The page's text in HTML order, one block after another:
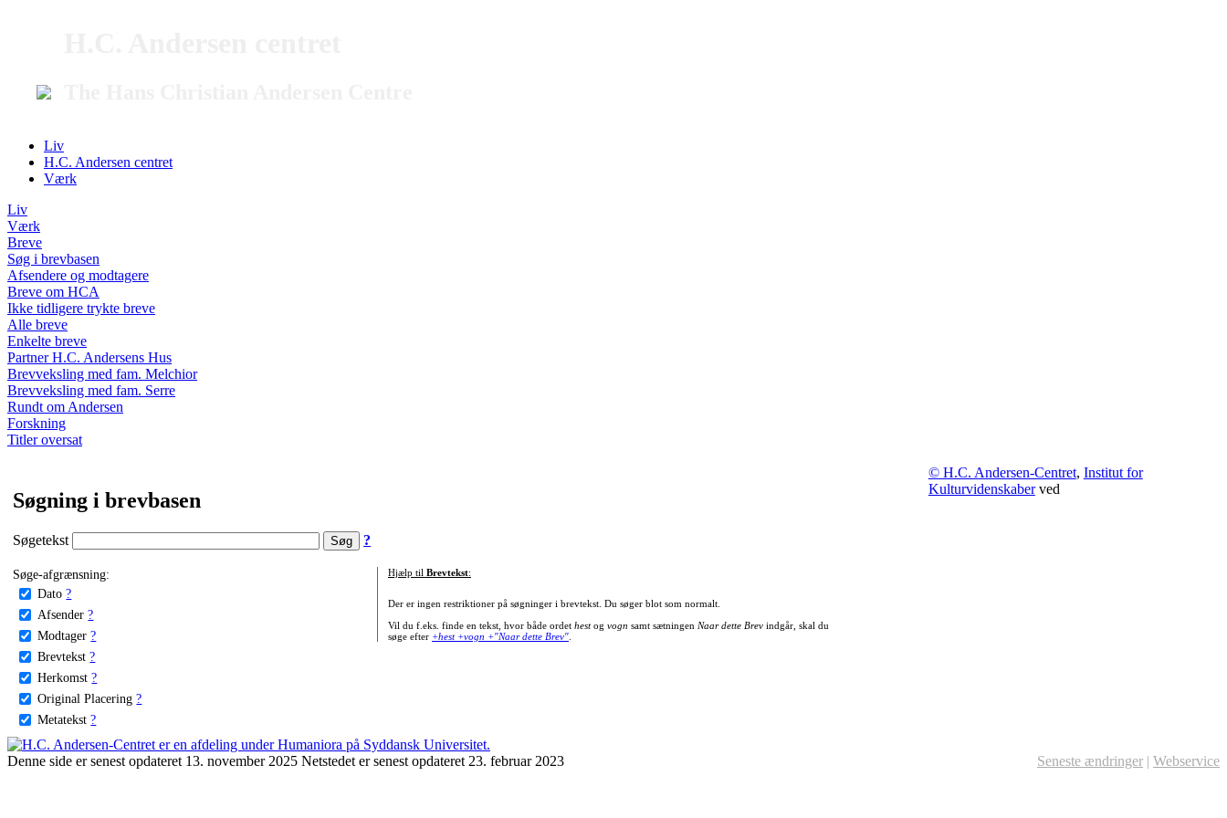
Liv
H.C. Andersen centret
Værk
Liv
Værk
Breve
Søg i brevbasen
Afsendere og modtagere
Breve om HCA
Ikke tidligere trykte breve
Alle breve
Enkelte breve
Partner H.C. Andersens Hus
Brevveksling med fam. Melchior
Brevveksling med fam. Serre
Rundt om Andersen
Forskning
Titler oversat
Søgning i brevbasen
Søgetekst ?
Søge-afgrænsning:
Dato ?
Afsender ?
Modtager ?
Brevtekst ?
Herkomst ?
Original Placering ?
Metatekst ?
Hjælp til Brevtekst:
Der er ingen restriktioner på søgninger i brevtekst. Du søger blot som normalt.
Vil du f.eks. finde en tekst, hvor både ordet hestog vogn samt sætningen Naar dette Brevindgår, skal du
søge efter +hest +vogn +"Naar dette Brev".
© H.C. Andersen-Centret, Institut for
Kulturvidenskaberved
Denne side er senest opdateret 13. november 2025 Netstedet er senest opdateret 23. februar 2023 Seneste ændringer | Webservice